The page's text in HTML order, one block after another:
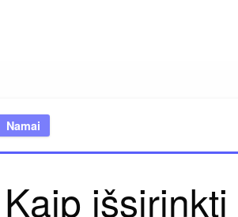
Namai
Kaip